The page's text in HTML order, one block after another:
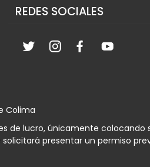
REDES SOCIALES
Colima
de lucro, únicamente colocando
presentar un permiso